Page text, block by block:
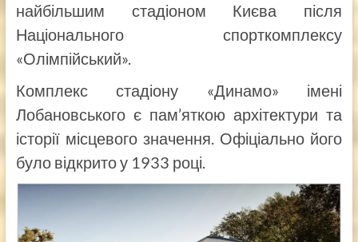
найбільшим стадіоном Києва після
Національного спорткомплексу
«Олімпійський».
Комплекс стадіону «Динамо» імені
Лобановського є пам’яткою архітектури та
історії місцевого значення. Офіціально його
було відкрито у 1933 році.